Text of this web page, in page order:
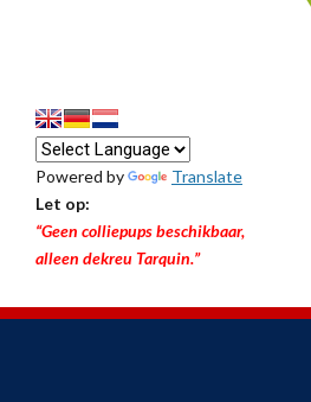
Powered by
Translate
Let op:
“Geen colliepups beschikbaar,
alleen dekreu Tarquin.”